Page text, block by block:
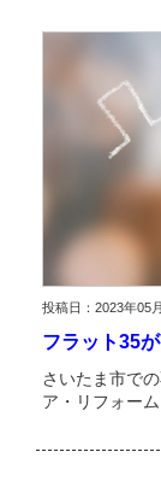
投稿日：2023年05
フラット35
さいたま市で
ア・リフォーム